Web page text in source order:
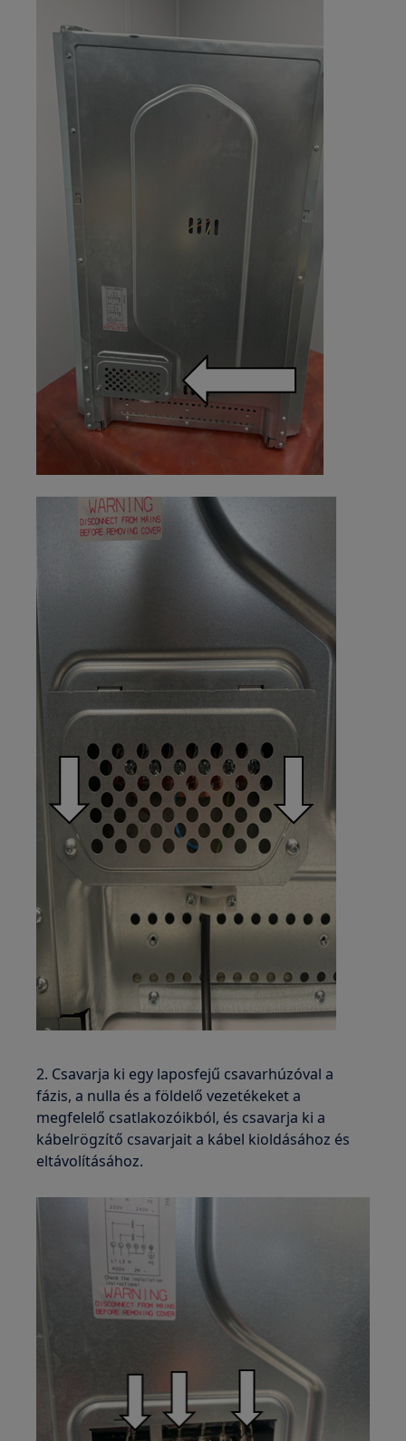
2. Csavarja ki egy laposfejű csavarhúzóval a
fázis, a nulla és a földelő vezetékeket a
megfelelő csatlakozóikból, és csavarja ki a
kábelrögzítő csavarjait a kábel kioldásához és
eltávolításához.